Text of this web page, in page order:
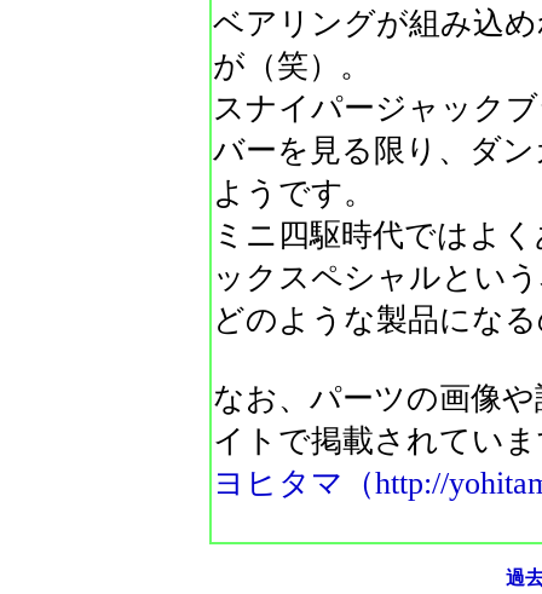
ベアリングが組み込
が（笑）。
スナイパージャック
バーを見る限り、ダ
ようです。
ミニ四駆時代ではよ
ックスペシャルとい
どのような製品にな
なお、パーツの画像
イトで掲載されてい
ヨヒタマ（http://
過